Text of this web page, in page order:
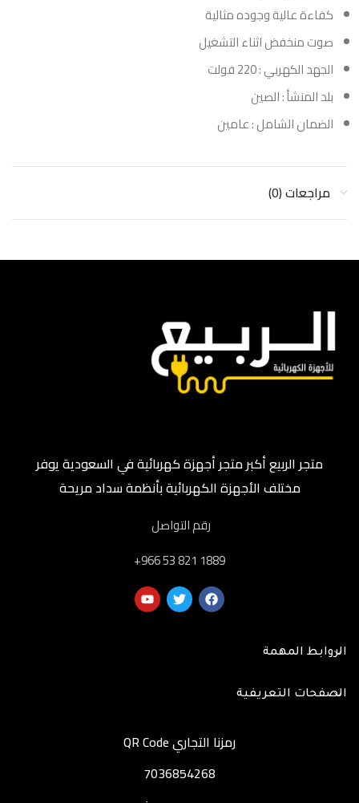
كفاءة عالية وجوده مثالية
صوت منخفض اثناء التشغيل
الجهد الكهربي : 220 فولت
بلد المنشأ : الصين
الضمان الشامل : عامين
مراجعات (0)
متجر الربيع أكبر متجر أجهزة كهربائية في السعودية يوفر
مختلف الأجهزة الكهربائية بأنظمة سداد مريحة
رقم التواصل
‎+966 53 821 1889
الروابط المهمة
الصفحات التعريفية
رمزنا التجاري QR Code
7036854268